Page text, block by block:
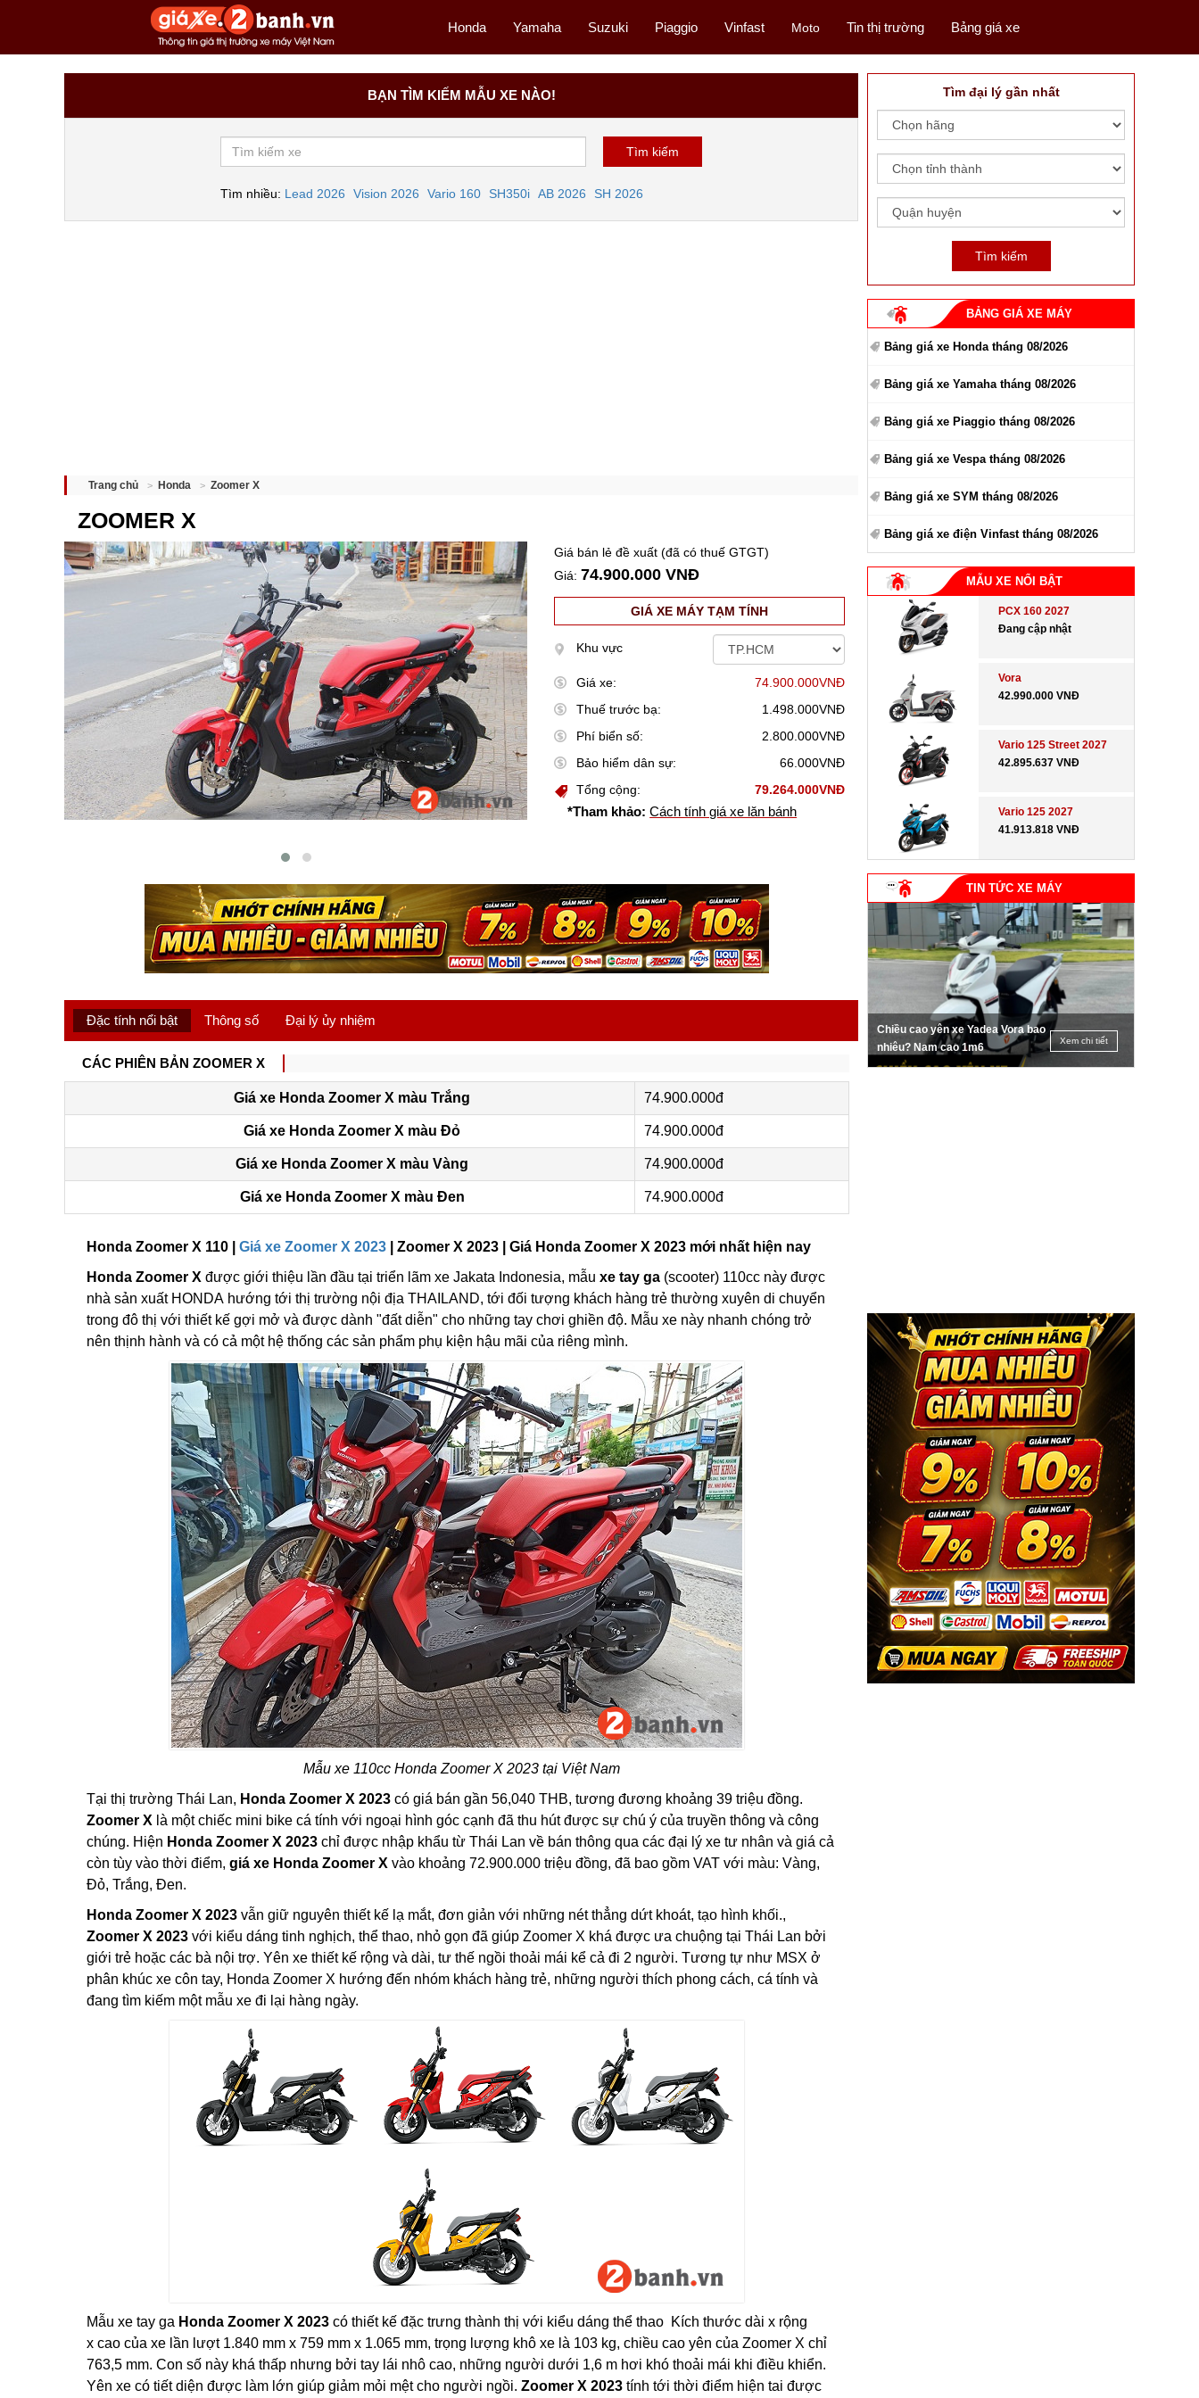
Honda Yamaha Suzuki Piaggio Vinfast Moto Tin thị trường Bảng giá xe
BẠN TÌM KIẾM MẪU XE NÀO!
Tìm nhiều: Lead 2026 Vision 2026 Vario 160 SH350i AB 2026 SH 2026
Trang chủ Honda Zoomer X
ZOOMER X
Giá bán lẻ đề xuất (đã có thuế GTGT)
Giá:74.900.000 VNĐ
GIÁ XE MÁY TẠM TÍNH
Khu vực
Giá xe:
74.900.000VNĐ
Thuế trước bạ:
1.498.000VNĐ
Phí biển số:
2.800.000VNĐ
Bảo hiểm dân sự:
66.000VNĐ
Tổng cộng:
79.264.000VNĐ
*Tham khảo: Cách tính giá xe lăn bánh
Đặc tính nổi bật Thông số Đại lý ủy nhiệm
CÁC PHIÊN BẢN ZOOMER X
Giá xe Honda Zoomer X màu Trắng 74.900.000đ
Giá xe Honda Zoomer X màu Đỏ 74.900.000đ
Giá xe Honda Zoomer X màu Vàng 74.900.000đ
Giá xe Honda Zoomer X màu Đen 74.900.000đ
Honda Zoomer X 110 | Giá xe Zoomer X 2023 | Zoomer X 2023 | Giá Honda Zoomer X 2023 mới nhất hiện nay
Honda Zoomer X được giới thiệu lần đầu tại triển lãm xe Jakata Indonesia, mẫu xe tay ga (scooter) 110cc này được
nhà sản xuất HONDA hướng tới thị trường nội địa THAILAND, tới đối tượng khách hàng trẻ thường xuyên di chuyển
trong đô thị với thiết kế gợi mở và được dành "đất diễn" cho những tay chơi ghiền độ. Mẫu xe này nhanh chóng trở
nên thịnh hành và có cả một hệ thống các sản phẩm phụ kiện hậu mãi của riêng mình.
Mẫu xe 110cc Honda Zoomer X 2023 tại Việt Nam
Tại thị trường Thái Lan, Honda Zoomer X 2023 có giá bán gần 56,040 THB, tương đương khoảng 39 triệu đồng.
Zoomer X là một chiếc mini bike cá tính với ngoại hình góc cạnh đã thu hút được sự chú ý của truyền thông và công
chúng. Hiện Honda Zoomer X 2023 chỉ được nhập khẩu từ Thái Lan về bán thông qua các đại lý xe tư nhân và giá cả
còn tùy vào thời điểm, giá xe Honda Zoomer X vào khoảng 72.900.000 triệu đồng, đã bao gồm VAT với màu: Vàng,
Đỏ, Trắng, Đen.
Honda Zoomer X 2023 vẫn giữ nguyên thiết kế lạ mắt, đơn giản với những nét thẳng dứt khoát, tạo hình khối.,
Zoomer X 2023 với kiểu dáng tinh nghịch, thể thao, nhỏ gọn đã giúp Zoomer X khá được ưa chuộng tại Thái Lan bởi
giới trẻ hoặc các bà nội trợ. Yên xe thiết kế rộng và dài, tư thế ngồi thoải mái kể cả đi 2 người. Tương tự như MSX ở
phân khúc xe côn tay, Honda Zoomer X hướng đến nhóm khách hàng trẻ, những người thích phong cách, cá tính và
đang tìm kiếm một mẫu xe đi lại hàng ngày.
Mẫu xe tay ga Honda Zoomer X 2023 có thiết kế đặc trưng thành thị với kiểu dáng thể thao Kích thước dài x rộng
x cao của xe lần lượt 1.840 mm x 759 mm x 1.065 mm, trọng lượng khô xe là 103 kg, chiều cao yên của Zoomer X chỉ
763,5 mm. Con số này khá thấp nhưng bởi tay lái nhô cao, những người dưới 1,6 m hơi khó thoải mái khi điều khiển.
Yên xe có tiết diện được làm lớn giúp giảm mỏi mệt cho người ngồi. Zoomer X 2023 tính tới thời điểm hiện tai được
Tìm đại lý gần nhất
BẢNG GIÁ XE MÁY
Bảng giá xe Honda tháng 08/2026
Bảng giá xe Yamaha tháng 08/2026
Bảng giá xe Piaggio tháng 08/2026
Bảng giá xe Vespa tháng 08/2026
Bảng giá xe SYM tháng 08/2026
Bảng giá xe điện Vinfast tháng 08/2026
MẪU XE NỔI BẬT
PCX 160 2027
Đang cập nhật
Vora
42.990.000 VNĐ
Vario 125 Street 2027
42.895.637 VNĐ
Vario 125 2027
41.913.818 VNĐ
TIN TỨC XE MÁY
Chiều cao yên xe Yadea Vora bao
nhiêu? Nam cao 1m6
Xem chi tiết